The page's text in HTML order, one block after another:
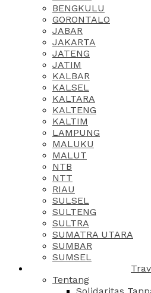
BENGKULU
GORONTALO
JABAR
JAKARTA
JATENG
JATIM
KALBAR
KALSEL
KALTARA
KALTENG
KALTIM
LAMPUNG
MALUKU
MALUT
NTB
NTT
RIAU
SULSEL
SULTENG
SULTRA
SUMATRA UTARA
SUMBAR
SUMSEL
Tentang